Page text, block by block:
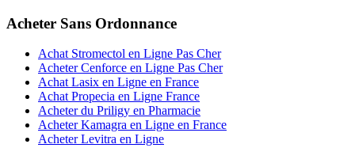
Acheter Sans Ordonnance
Achat Stromectol en Ligne Pas Cher
Acheter Cenforce en Ligne Pas Cher
Achat Lasix en Ligne en France
Achat Propecia en Ligne France
Acheter du Priligy en Pharmacie
Acheter Kamagra en Ligne en France
Acheter Levitra en Ligne